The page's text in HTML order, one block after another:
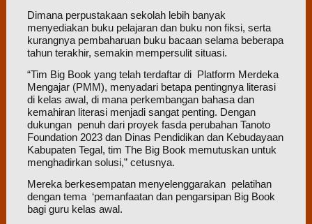
Dimana perpustakaan sekolah lebih banyak
menyediakan buku pelajaran dan buku non fiksi, serta
kurangnya pembaharuan buku bacaan selama beberapa
tahun terakhir, semakin mempersulit situasi.
“Tim Big Book yang telah terdaftar di Platform Merdeka
Mengajar (PMM), menyadari betapa pentingnya literasi
di kelas awal, di mana perkembangan bahasa dan
kemahiran literasi menjadi sangat penting. Dengan
dukungan penuh dari proyek fasda perubahan Tanoto
Foundation 2023 dan Dinas Pendidikan dan Kebudayaan
Kabupaten Tegal, tim The Big Book memutuskan untuk
menghadirkan solusi,” cetusnya.
Mereka berkesempatan menyelenggarakan pelatihan
dengan tema ‘pemanfaatan dan pengarsipan Big Book
bagi guru kelas awal.